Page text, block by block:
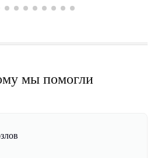
мы помогли